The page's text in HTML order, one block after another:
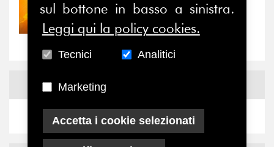
30/07/2026
Nove anni dopo la
“grande cecità”: la...
News
sul bottone in basso a sinistra.
Leggi qui la policy cookies.
Tecnici Analitici
Marketing
Accetta i cookie selezionati